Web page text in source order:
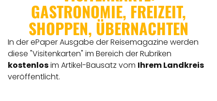
GASTRONOMIE, FREIZEIT,
SHOPPEN, ÜBERNACHTEN
In der ePaper Ausgabe der Reisemagazine werden
diese "Visitenkarten" im Bereich der Rubriken
kostenlosim Artikel-Bausatz vom Ihrem Landkreis
veröffentlicht.